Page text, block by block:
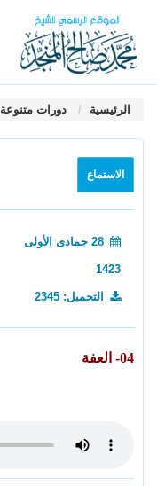
الرئيسية دورات متنوعة
الاستماع
28 جمادى الأولى
1423
التحميل: 2345
04- العفة